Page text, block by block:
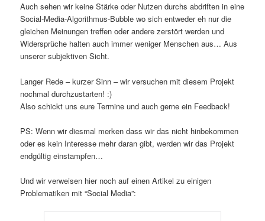
Auch sehen wir keine Stärke oder Nutzen durchs abdriften in eine
Social-Media-Algorithmus-Bubble wo sich entweder eh nur die
gleichen Meinungen treffen oder andere zerstört werden und
Widersprüche halten auch immer weniger Menschen aus… Aus
unserer subjektiven Sicht.
Langer Rede – kurzer Sinn – wir versuchen mit diesem Projekt
nochmal durchzustarten! :)
Also schickt uns eure Termine und auch gerne ein Feedback!
PS: Wenn wir diesmal merken dass wir das nicht hinbekommen
oder es kein Interesse mehr daran gibt, werden wir das Projekt
endgültig einstampfen…
Und wir verweisen hier noch auf einen Artikel zu einigen
Problematiken mit “Social Media”: